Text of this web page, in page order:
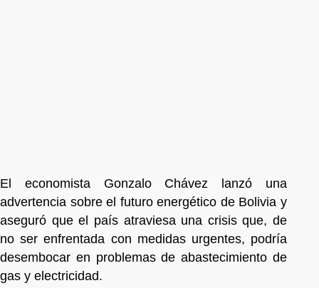
El economista Gonzalo Chávez lanzó una
advertencia sobre el futuro energético de Bolivia y
aseguró que el país atraviesa una crisis que, de
no ser enfrentada con medidas urgentes, podría
desembocar en problemas de abastecimiento de
gas y electricidad.